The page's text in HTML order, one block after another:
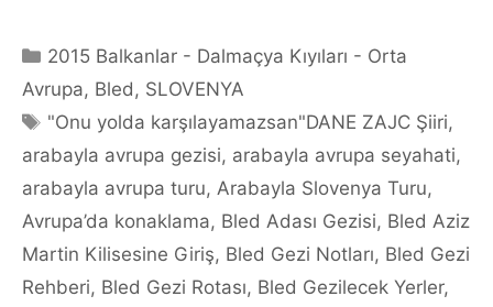
Categories
2015 Balkanlar - Dalmaçya Kıyıları - Orta
Avrupa, Bled , SLOVENYA
Tags
"Onu yolda karşılayamazsan"DANE ZAJC Şiiri,
arabayla avrupa gezisi, arabayla avrupa seyahati,
arabayla avrupa turu, Arabayla Slovenya Turu,
Avrupa’da konaklama, Bled Adası Gezisi, Bled Aziz
Martin Kilisesine Giriş, Bled Gezi Notları, Bled Gezi
Rehberi, Bled Gezi Rotası, Bled Gezilecek Yerler,